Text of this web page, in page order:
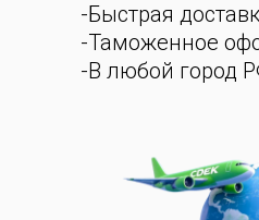
-Быстрая
-Таможенное
-В любой город